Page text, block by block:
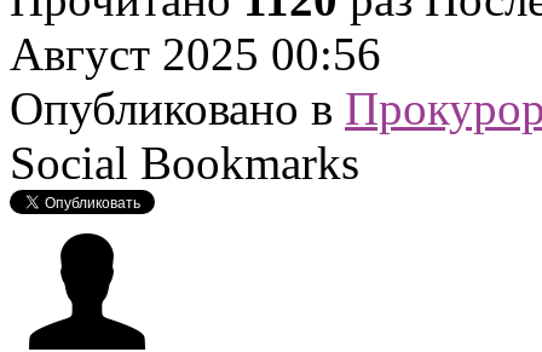
Август 2025 00:56
Опубликовано в
Social Bookmarks